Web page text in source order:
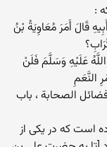
:
قَالَ أَمَرَ مُعَاوِيَةُ بْنُ
عَلَيْهِ وَسَلَّمَ فَلَنْ
النَّعَمِ
ص120 ، ح 4420 ، كتاب فضائل الصحابة ، باب
است كه در يكى از